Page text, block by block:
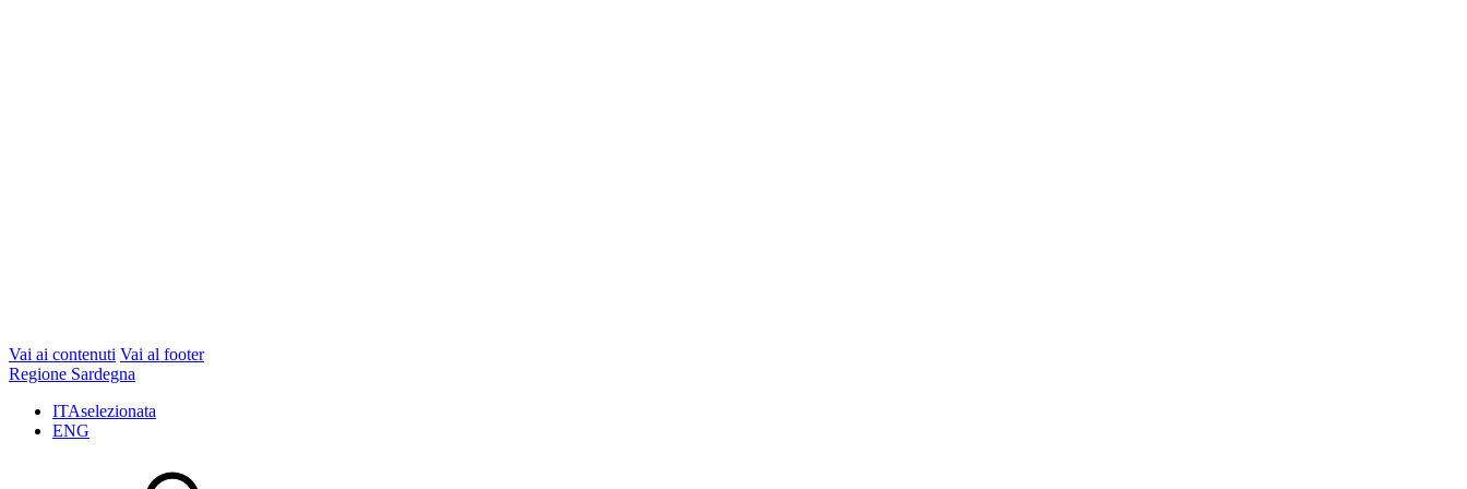
Vai ai contenuti Vai al footer
Regione Sardegna
ITAselezionata
ENG